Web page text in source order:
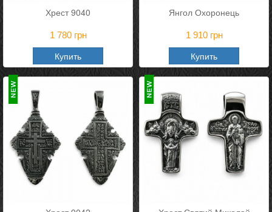
Хрест 9040
1 780грн
Купить
Янгол Охоронець
1 910грн
Купить